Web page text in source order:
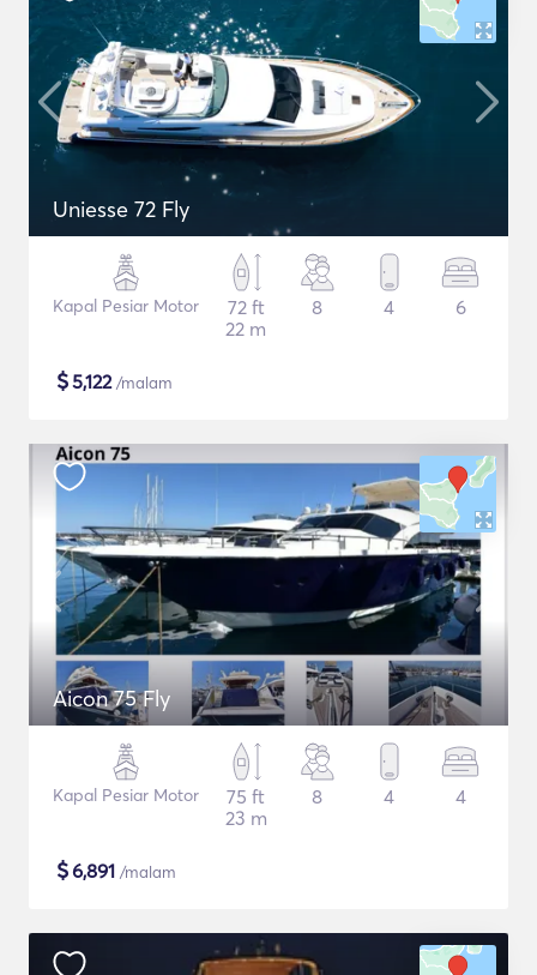
Uniesse 72 Fly
Kapal Pesiar Motor
72 ft
22 m
8 4 6
$5,122/malam
Aicon 75 Fly
Kapal Pesiar Motor
75 ft
23 m
8 4 4
$6,891 /malam